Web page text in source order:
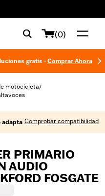
(0)
gratis - Comprar Ahora
motocicleta/
adapta Comprobar compatibilidad
PRIMARIO
AUDIO
FOSGATE